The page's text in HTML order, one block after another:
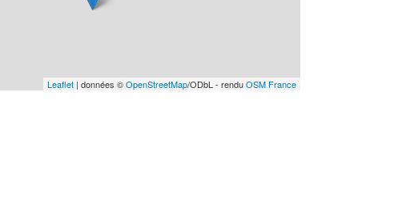
Leaflet | données ©OpenStreetMap/ODbL - renduOSM France